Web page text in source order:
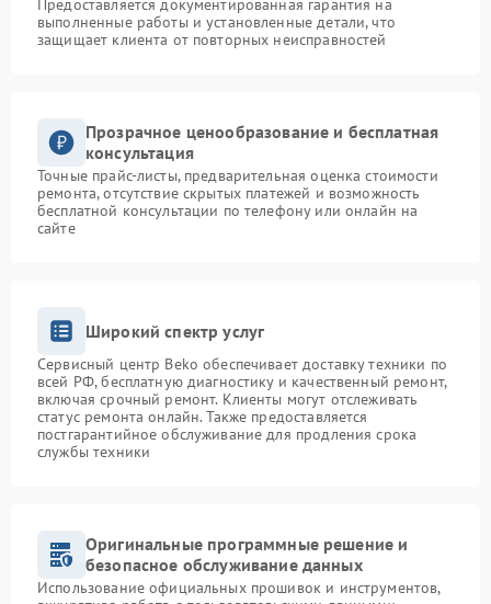
Предоставляется документированная гарантия на
выполненные работы и установленные детали, что
защищает клиента от повторных неисправностей
Прозрачное ценообразование и бесплатная
консультация
Точные прайс-листы, предварительная оценка стоимости
ремонта, отсутствие скрытых платежей и возможность
бесплатной консультации по телефону или онлайн на
сайте
Широкий спектр услуг
Сервисный центр Beko обеспечивает доставку техники по
всей РФ, бесплатную диагностику и качественный ремонт,
включая срочный ремонт. Клиенты могут отслеживать
статус ремонта онлайн. Также предоставляется
постгарантийное обслуживание для продления срока
службы техники
Оригинальные программные решение и
безопасное обслуживание данных
Использование официальных прошивок и инструментов,